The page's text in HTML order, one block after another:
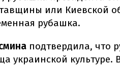
или Киевской
рубашка.
подтвердила, что
украинской культуре.